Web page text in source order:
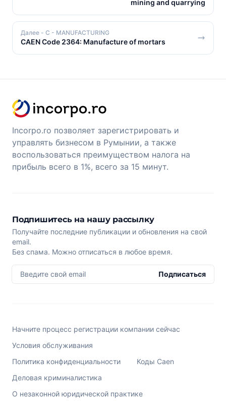
mining and quarrying
Далее - C - MANUFACTURING
CAEN Code 2364: Manufacture of mortars
Incorpo.ro позволяет зарегистрировать и
управлять бизнесом в Румынии, а также
воспользоваться преимуществом налога на
прибыль всего в 1%, всего за 15 минут.
Подпишитесь на нашу рассылку
Получайте последние публикации и обновления на свой
email.
Без спама. Можно отписаться в любое время.
Введите свой email Подписаться
Начните процесс регистрации компании сейчас
Условия обслуживания
Политика конфиденциальности
Коды Caen
Деловая криминалистика
О незаконной юридической практике